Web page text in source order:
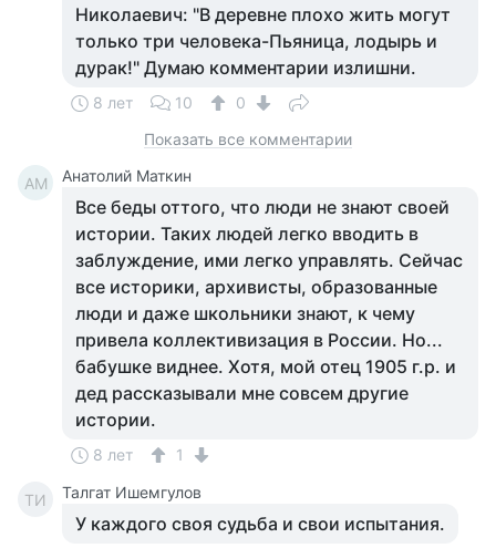
Николаевич: "В деревне плохо жить могут
только три человека-Пьяница, лодырь и
дурак!" Думаю комментарии излишни.
8 лет 10
0
Показать все комментарии
АМ Анатолий Маткин
Все беды оттого, что люди не знают своей
истории. Таких людей легко вводить в
заблуждение, ими легко управлять. Сейчас
все историки, архивисты, образованные
люди и даже школьники знают, к чему
привела коллективизация в России. Но...
бабушке виднее. Хотя, мой отец 1905 г.р. и
дед рассказывали мне совсем другие
истории.
8 лет 1
ТИ Талгат Ишемгулов
У каждого своя судьба и свои испытания.